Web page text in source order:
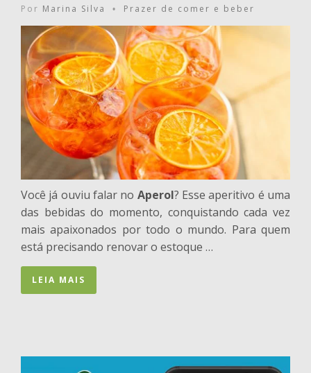
Por Marina Silva • Prazer de comer e beber
Você já ouviu falar no Aperol? Esse aperitivo é uma
das bebidas do momento, conquistando cada vez
mais apaixonados por todo o mundo. Para quem
está precisando renovar o estoque …
LEIA MAIS